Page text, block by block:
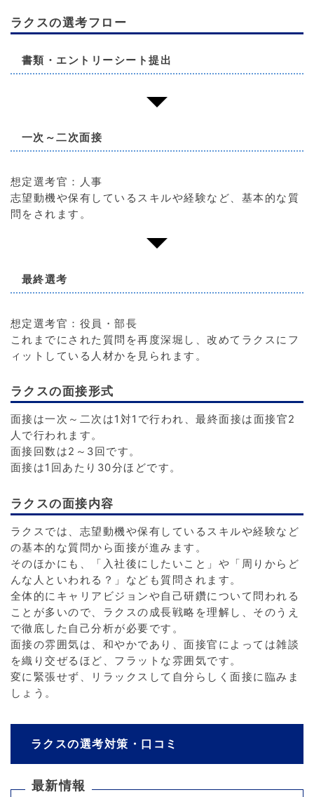
ラクスの選考フロー
書類・エントリーシート提出
一次～二次面接
想定選考官：人事
志望動機や保有しているスキルや経験など、基本的な質
問をされます。
最終選考
想定選考官：役員・部長
これまでにされた質問を再度深堀し、改めてラクスにフ
ィットしている人材かを見られます。
ラクスの面接形式
面接は一次～二次は1対1で行われ、最終面接は面接官2
人で行われます。
面接回数は2～3回です。
面接は1回あたり30分ほどです。
ラクスの面接内容
ラクスでは、志望動機や保有しているスキルや経験など
の基本的な質問から面接が進みます。
そのほかにも、「入社後にしたいこと」や「周りからど
んな人といわれる？」なども質問されます。
全体的にキャリアビジョンや自己研鑽について問われる
ことが多いので、ラクスの成長戦略を理解し、そのうえ
で徹底した自己分析が必要です。
面接の雰囲気は、和やかであり、面接官によっては雑談
を織り交ぜるほど、フラットな雰囲気です。
変に緊張せず、リラックスして自分らしく面接に臨みま
しょう。
ラクスの選考対策・口コミ
最新情報